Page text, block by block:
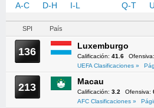
A-C D-H I-L Q-T
SPI País
136 Luxemburgo
Calificación: 41.6 Ofensiva:
UEFA Clasificaciones »
213 Macau
Calificación: 3.2 Ofensiva:
AFC Clasificaciones »